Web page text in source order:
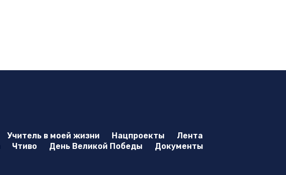
Учитель в моей жизни Нацпроекты
Лента
Чтиво День Великой Победы
Документы